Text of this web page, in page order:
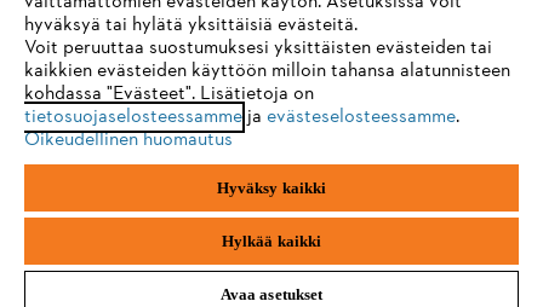
Sie nutzen einen Browser, den wir noch nicht unterstützen. Für
eine optimale Nutzung unserer Seite empfehlen wir Ihnen, zu
einem der folgenden Browser zu wechseln:
Firefox Chrome
hyväksyä tai hylätä yksittäisiä evästeitä.
Voit peruuttaa suostumuksesi yksittäisten evästeiden tai
kaikkien evästeiden käyttöön milloin tahansa alatunnisteen
kohdassa "Evästeet". Lisätietoja on
tietosuojaselosteessammeja evästeselosteessamme.
Oikeudellinen huomautus
Hyväksy kaikki
Hylkää kaikki
Avaa asetukset